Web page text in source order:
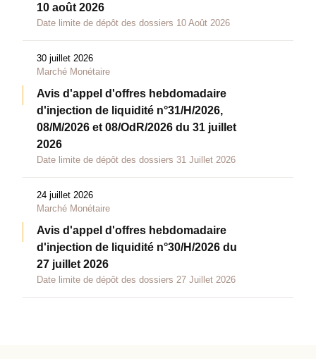
10 août 2026
Date limite de dépôt des dossiers 10 Août 2026
30 juillet 2026
Marché Monétaire
Avis d'appel d'offres hebdomadaire
d'injection de liquidité n°31/H/2026,
08/M/2026 et 08/OdR/2026 du 31 juillet
2026
Date limite de dépôt des dossiers 31 Juillet 2026
24 juillet 2026
Marché Monétaire
Avis d'appel d'offres hebdomadaire
d'injection de liquidité n°30/H/2026 du
27 juillet 2026
Date limite de dépôt des dossiers 27 Juillet 2026